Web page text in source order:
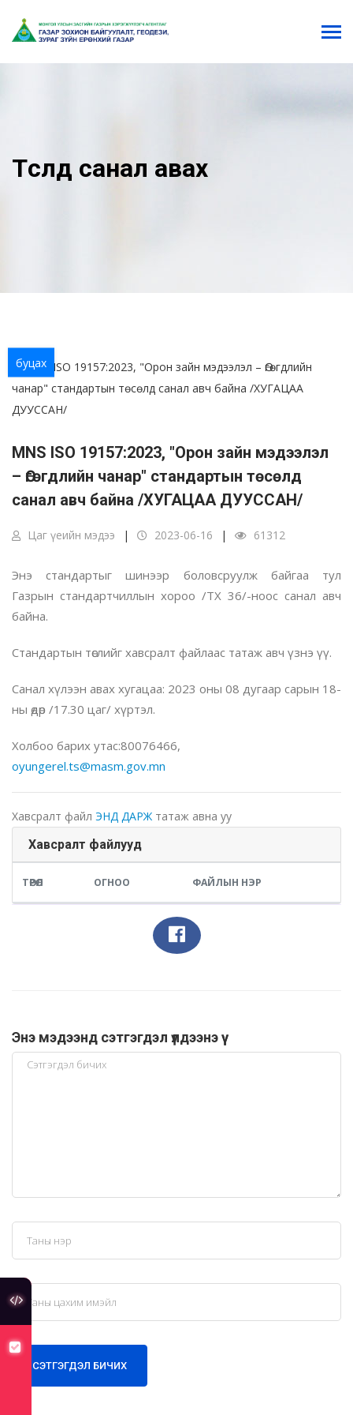
Төсөлд санал авах
буцах
MNS ISO 19157:2023, "Орон зайн мэдээлэл
– Өгөгдлийн чанар" стандартын төсөлд
санал авч байна /ХУГАЦАА ДУУССАН/
Цаг үеийн мэдээ 2023-06-16 61312
Энэ стандартыг шинээр боловсруулж байгаа тул
Газрын стандартчиллын хороо /ТХ 36/-ноос санал авч
байна.
Стандартын төслийг хавсралт файлаас татаж авч үзнэ үү.
Санал хүлээн авах хугацаа: 2023 оны 08 дугаар сарын 18-
ны өдөр /17.30 цаг/ хүртэл.
Холбоо барих утас:80076466,
oyungerel.ts@masm.gov.mn
Хавсралт файл ЭНД ДАРЖ татаж авна уу
Хавсралт файлууд
ТӨРӨЛ ОГНОО ФАЙЛЫН НЭР
Энэ мэдээнд сэтгэгдэл үлдээнэ үү
СЭТГЭГДЭЛ БИЧИХ
туслах холбоос
хуулийн төсөлд санал авч байна